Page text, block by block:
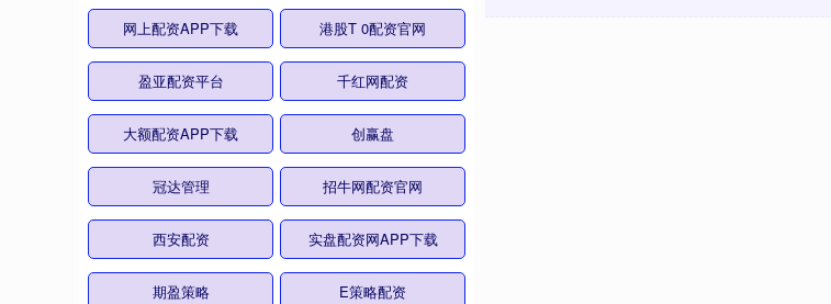
网上配资APP下载 港股T 0配资官网
盈亚配资平台 千红网配资
大额配资APP下载 创赢盘
冠达管理 招牛网配资官网
西安配资 实盘配资网APP下载
期盈策略 E策略配资